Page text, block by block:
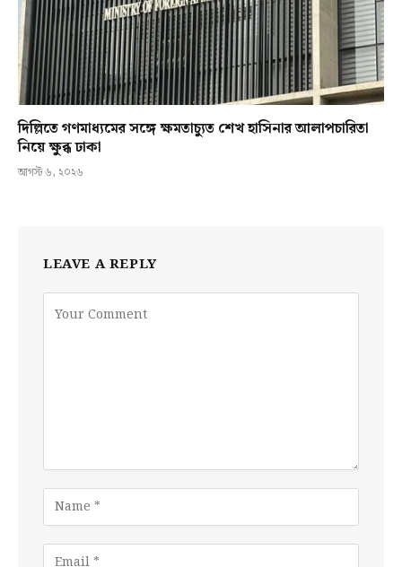
দিল্লিতে গণমাধ্যমের সঙ্গে ক্ষমতাচ্যুত শেখ হাসিনার আলাপচারিতা
নিয়ে ক্ষুব্ধ ঢাকা
আগস্ট ৬, ২০২৬
LEAVE A REPLY